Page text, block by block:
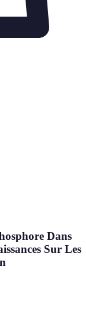
Dans
Sur Les